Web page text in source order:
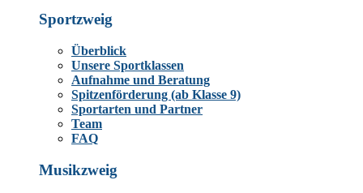
Sportzweig
Überblick
Unsere Sportklassen
Aufnahme und Beratung
Spitzenförderung (ab Klasse 9)
Sportarten und Partner
Team
FAQ
Musikzweig